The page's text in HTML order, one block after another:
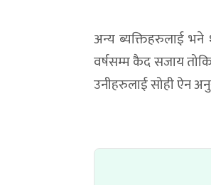
अन्य ब्यक्तिहरुलाई
वर्षसम्म कैद सजाय
उनीहरुलाई सोही ऐन